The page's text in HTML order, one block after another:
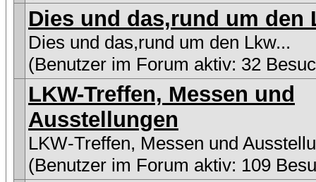
Dies und das,rund um den
Dies und das,rund um den Lkw...
(Benutzer im Forum aktiv: 32
LKW-Treffen, Messen und
Ausstellungen
LKW-Treffen, Messen und
(Benutzer im Forum aktiv: 109